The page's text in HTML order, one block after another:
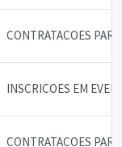
CONTRATACOES
INSCRICOES EM
CONTRATACOES